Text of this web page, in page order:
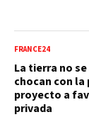
FRANCE24
La tierra no
chocan con
proyecto a
privada